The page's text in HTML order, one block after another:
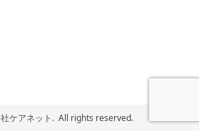
ケアネット. All rights reserved.